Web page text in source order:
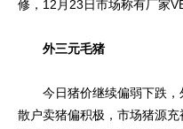
修，12月23日市场称有厂家
外三元毛猪
今日猪价继续偏弱下跌，
散户卖猪偏积极，市场猪源